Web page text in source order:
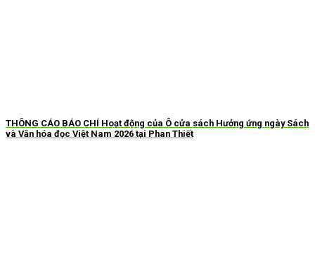
THÔNG CÁO BÁO CHÍ Hoạt động của Ô cửa sách Hưởng ứng ngày Sách
và Văn hóa đọc Việt Nam 2026 tại Phan Thiết